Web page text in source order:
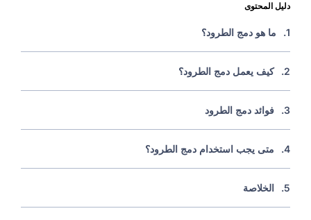
دليل المحتوى
1. ما هو دمج الطرود؟
2. كيف يعمل دمج الطرود؟
3. فوائد دمج الطرود
4. متى يجب استخدام دمج الطرود؟
5. الخلاصة